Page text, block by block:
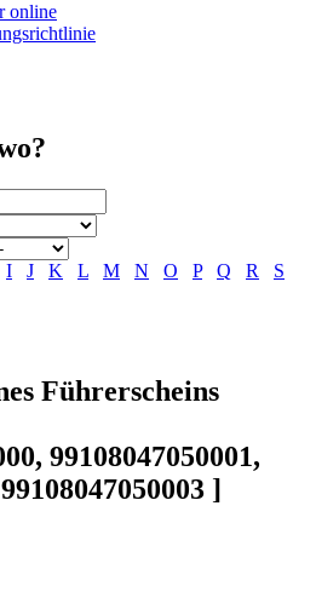
online
I J K L M N O P Q R
S
Führerscheins
99108047050001,
]